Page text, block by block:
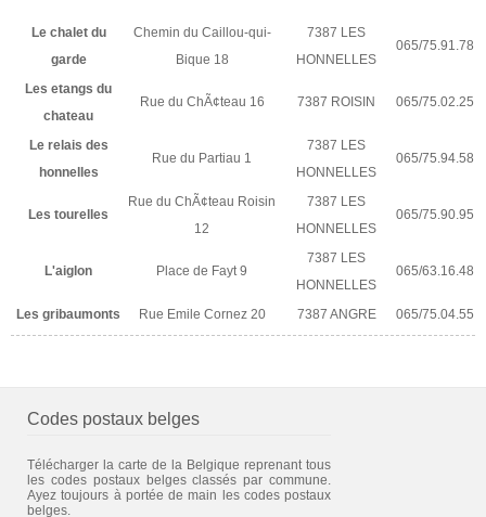
Le chalet du
garde
Chemin du Caillou-qui-
Bique 18
7387 LES
HONNELLES
065/75.91.78
Les etangs du
chateau
Rue du ChÃ¢teau 16 7387 ROISIN 065/75.02.25
Le relais des
honnelles
Rue du Partiau 1
7387 LES
HONNELLES
065/75.94.58
Les tourelles
Rue du ChÃ¢teau Roisin
12
7387 LES
HONNELLES
065/75.90.95
L'aiglon Place de Fayt 9
7387 LES
HONNELLES
065/63.16.48
Les gribaumonts Rue Emile Cornez 20 7387 ANGRE 065/75.04.55
Codes postaux belges
Télécharger la carte de la Belgique reprenant tous
les codes postaux belges classés par commune.
Ayez toujours à portée de main les codes postaux
belges.